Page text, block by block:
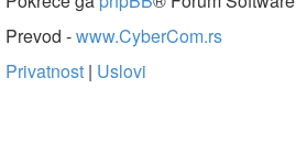
Prevod -www.CyberCom.rs
Privatnost | Uslovi